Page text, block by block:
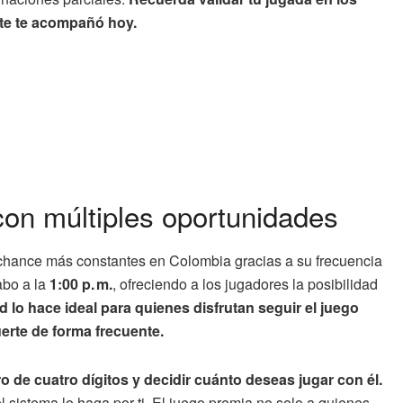
te acompañó hoy.
múltiples oportunidades
más constantes en Colombia gracias a su frecuencia
a la 1:00 p. m., ofreciendo a los jugadores la posibilidad
lo hace ideal para quienes disfrutan seguir el juego
de forma frecuente.
de cuatro dígitos y decidir cuánto deseas jugar con él.